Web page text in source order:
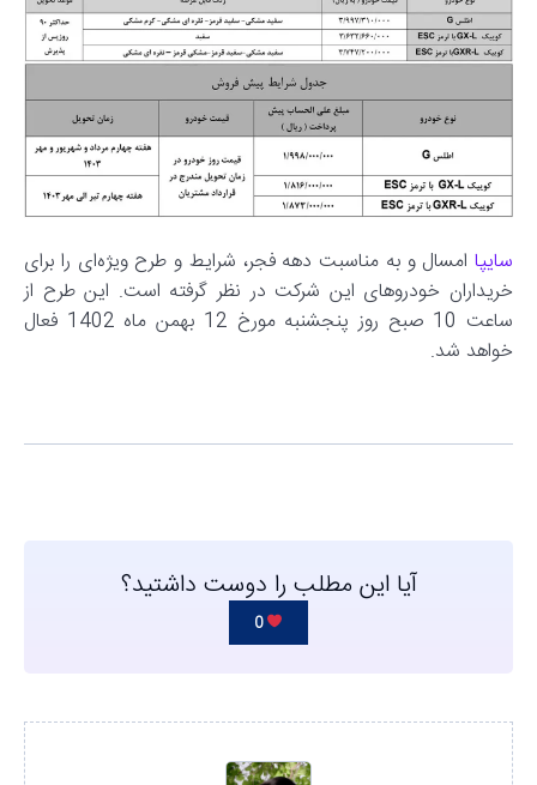
سایپا امسال و به مناسبت دهه فجر، شرایط و طرح ویژه‌ای را برای
خریداران خودروهای این شرکت در نظر گرفته است. این طرح از
ساعت 10 صبح روز پنجشنبه مورخ 12 بهمن ماه 1402 فعال
خواهد شد.
آیا این مطلب را دوست داشتید؟
0